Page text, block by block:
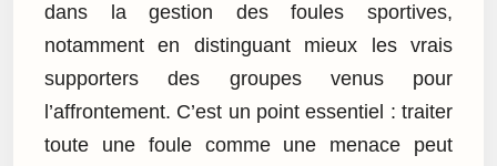
dans la gestion des foules sportives,
notamment en distinguant mieux les vrais
supporters des groupes venus pour
l’affrontement. C’est un point essentiel : traiter
toute une foule comme une menace peut